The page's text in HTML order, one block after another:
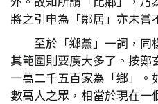
將之引申為「鄰居」亦未嘗
至於「鄉黨」一詞，同
其範圍則要廣大多了。按鄭
一萬二千五百家為「鄉」
數萬人之眾，相當於現在一